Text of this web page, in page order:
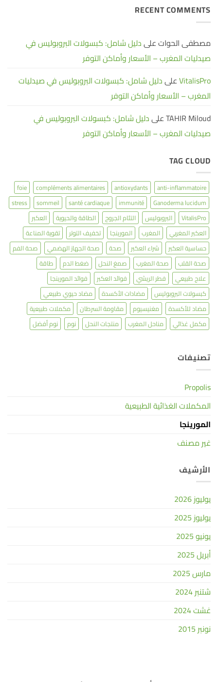
SLIMPLUS
الشكل
الأفضل
البروبوليس
في
الأسعار
وأماكن
RECENT COMMENTS
مصطفى الحواتعلىدليل شامل: كبسولات البروبوليس في
صيدليات المغرب – الأسعار وأماكن التوفر
VitalisProعلىدليل شامل: كبسولات البروبوليس في صيدليات
المغرب – الأسعار وأماكن التوفر
TAHIR Miloudعلىدليل شامل: كبسولات البروبوليس في
صيدليات المغرب – الأسعار وأماكن التوفر
TAG CLOUD
anti-inflammatoire
antioxydants
compléments alimentaires
foie
Ganoderma lucidum
immunité
santé cardiaque
sommeil
stress
VitalisPro
البروبوليس التئام الجروح الطاقة والحيوية
العكبر
العكبر المغربي
المغرب المورينجا تخفيف التوتر
تقوية المناعة
حساسية العكبر
شراء العكبر صحة صحة الجهاز الهضمي
صحة الفم
صحة القلب
صحة المغرب صمغ النحل ضغط الدم
طاقة
علاج طبيعي
فطر الريشي فوائد العكبر
فوائد المورينجا
كبسولات البروبوليس
مضادات الأكسدة
مضاد حيوي طبيعي
مضاد للأكسدة
مغنيسيوم مقاومة السرطان
مكملات طبيعية
مكمل غذائي
مناحل المغرب منتجات النحل نوم نوم أفضل
تصنيفات
Propolis
المكملات الغذائية الطبيعية
المورينجا
غير مصنف
الأرشيف
يوليوز 2026
يوليوز 2025
يونيو 2025
أبريل 2025
مارس 2025
شتنبر 2024
غشت 2024
نونبر 2015